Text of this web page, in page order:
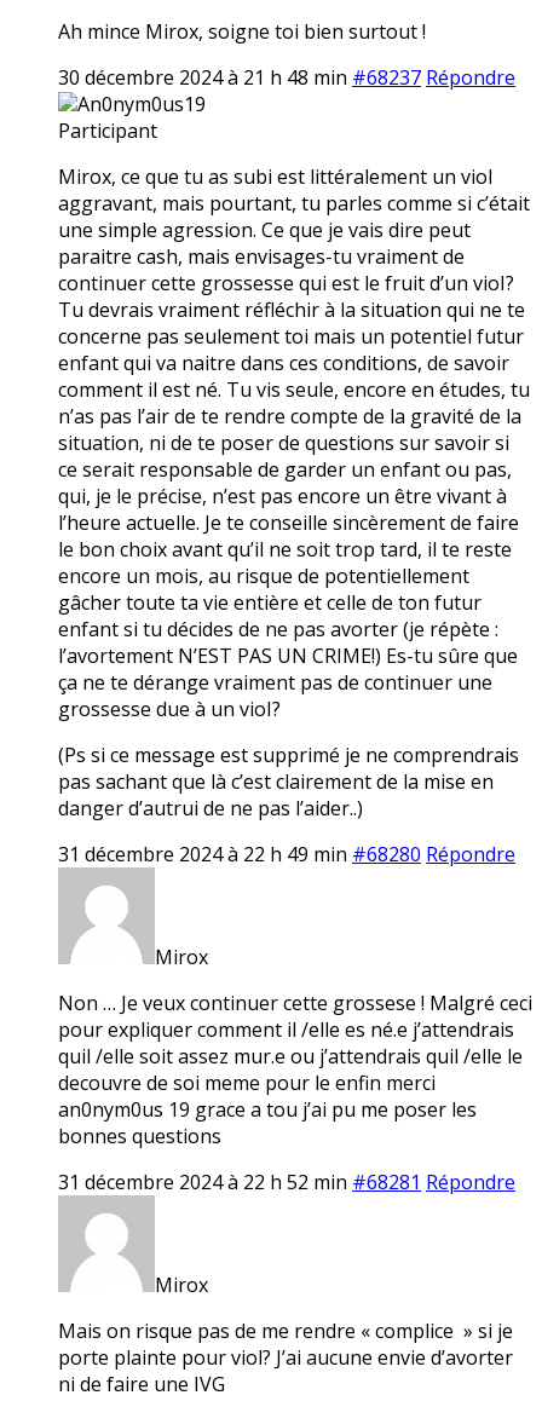
Ah mince Mirox, soigne toi bien surtout !
30 décembre 2024 à 21 h 48 min #68237 Répondre
An0nym0us19
Participant
Mirox, ce que tu as subi est littéralement un vioI
aggravant, mais pourtant, tu parles comme si c’était
une simple agression. Ce que je vais dire peut
paraitre cash, mais envisages-tu vraiment de
continuer cette grossesse qui est le fruit d’un vioI?
Tu devrais vraiment réfléchir à la situation qui ne te
concerne pas seulement toi mais un potentiel futur
enfant qui va naitre dans ces conditions, de savoir
comment il est né. Tu vis seule, encore en études, tu
n’as pas l’air de te rendre compte de la gravité de la
situation, ni de te poser de questions sur savoir si
ce serait responsable de garder un enfant ou pas,
qui, je le précise, n’est pas encore un être vivant à
l’heure actuelle. Je te conseille sincèrement de faire
le bon choix avant qu’il ne soit trop tard, il te reste
encore un mois, au risque de potentiellement
gâcher toute ta vie entière et celle de ton futur
enfant si tu décides de ne pas avorter (je répète :
l’avortement N’EST PAS UN CRIME!) Es-tu sûre que
ça ne te dérange vraiment pas de continuer une
grossesse due à un vioI?
(Ps si ce message est supprimé je ne comprendrais
pas sachant que là c’est clairement de la mise en
danger d’autrui de ne pas l’aider..)
31 décembre 2024 à 22 h 49 min #68280 Répondre
Mirox
Non … Je veux continuer cette grossese ! Malgré ceci
pour expliquer comment il /elle es né.e j’attendrais
quil /elle soit assez mur.e ou j’attendrais quil /elle le
decouvre de soi meme pour le enfin merci
an0nym0us 19 grace a tou j’ai pu me poser les
bonnes questions
31 décembre 2024 à 22 h 52 min #68281 Répondre
Mirox
Mais on risque pas de me rendre « complice » si je
porte plainte pour viol? J’ai aucune envie d’avorter
ni de faire une IVG